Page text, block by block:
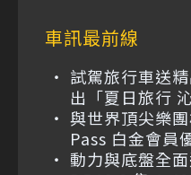
車訊最前線
試駕旅行車送
出「夏日旅行
與世界頂尖樂
Pass 白金會員
動力與底盤全